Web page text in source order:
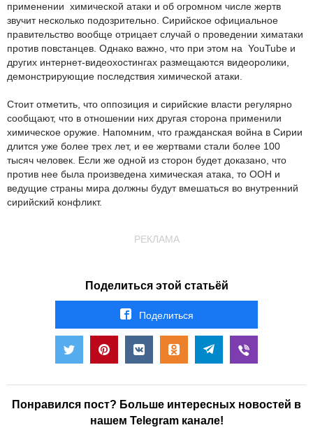
применении химической атаки и об огромном числе жертв
звучит несколько подозрительно. Сирийское официальное
правительство вообще отрицает случай о проведении химатаки
против повстанцев. Однако важно, что при этом на YouTube и
других интернет-видеохостингах размещаются видеоролики,
демонстрирующие последствия химической атаки.
Стоит отметить, что оппозиция и сирийские власти регулярно
сообщают, что в отношении них другая сторона применили
химическое оружие. Напомним, что гражданская война в Сирии
длится уже более трех лет, и ее жертвами стали более 100
тысяч человек. Если же одной из сторон будет доказано, что
против нее была произведена химическая атака, то ООН и
ведущие страны мира должны будут вмешаться во внутренний
сирийский конфликт.
РЕКЛАМА
Поделиться этой статьёй
Поделиться
Понравился пост? Больше интересных новостей в
нашем Telegram канале!